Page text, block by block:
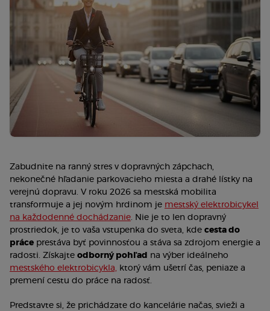
Zabudnite na ranný stres v dopravných zápchach,
nekonečné hľadanie parkovacieho miesta a drahé lístky na
verejnú dopravu. V roku 2026 sa mestská mobilita
transformuje a jej novým hrdinom je mestský elektrobicykel
na každodenné dochádzanie. Nie je to len dopravný
prostriedok, je to vaša vstupenka do sveta, kde cesta do
práce prestáva byť povinnosťou a stáva sa zdrojom energie a
radosti. Získajte odborný pohľad
na výber ideálneho
mestského elektrobicykla, ktorý vám ušetrí čas, peniaze a
premení cestu do práce na radosť.
Predstavte si, že prichádzate do kancelárie načas, svieži a